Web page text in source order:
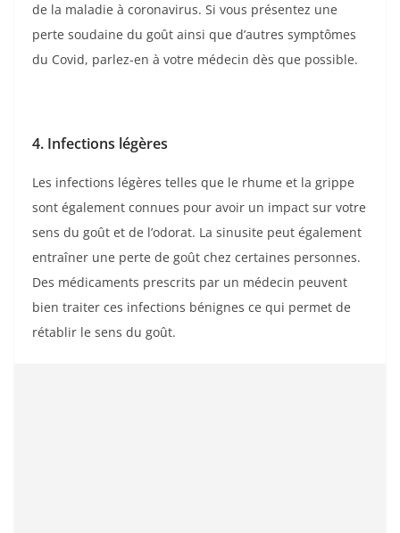
de la maladie à coronavirus. Si vous présentez une
perte soudaine du goût ainsi que d’autres symptômes
du Covid, parlez-en à votre médecin dès que possible.
4. Infections légères
Les infections légères telles que le rhume et la grippe
sont également connues pour avoir un impact sur votre
sens du goût et de l’odorat. La sinusite peut également
entraîner une perte de goût chez certaines personnes.
Des médicaments prescrits par un médecin peuvent
bien traiter ces infections bénignes ce qui permet de
rétablir le sens du goût.